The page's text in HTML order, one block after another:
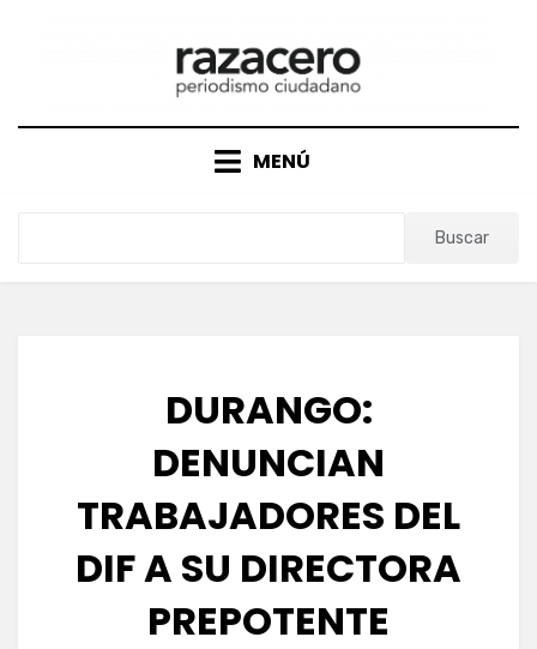
MENÚ
Buscar
DURANGO:
DENUNCIAN
TRABAJADORES DEL
DIF A SU DIRECTORA
PREPOTENTE